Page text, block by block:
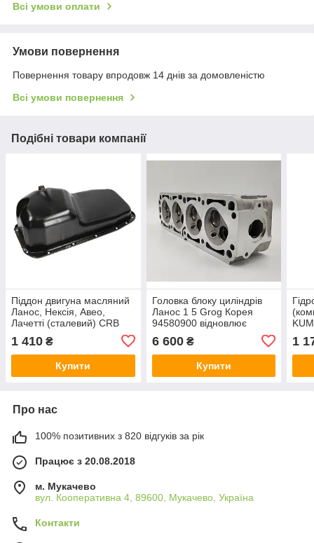
Всі умови оплати
Умови повернення
Повернення товару впродовж 14 днів за домовленістю
Всі умови повернення
Подібні товари компанії
Піддон двигуна масляний
Ланос, Нексія, Авео,
Лачетті (сталевий) CRB
1 410 ₴
Купити
Головка блоку циліндрів
Ланос 1 5 Grog Корея
94580900 відновлює
роботу двигуна Lanos
Daewoo заводські
6 600₴
Купити
1
Про нас
100% позитивних з 820 відгуків за рік
Працює з 20.08.2018
м. Мукачево
вул. Кооперативна 4, 89600, Мукачево, Україна
Контакти